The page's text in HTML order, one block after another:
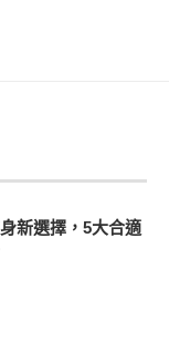
新選擇，5大合適